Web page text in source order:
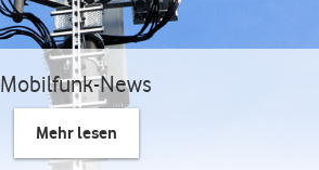
Mobilfunk-News
Mehr lesen